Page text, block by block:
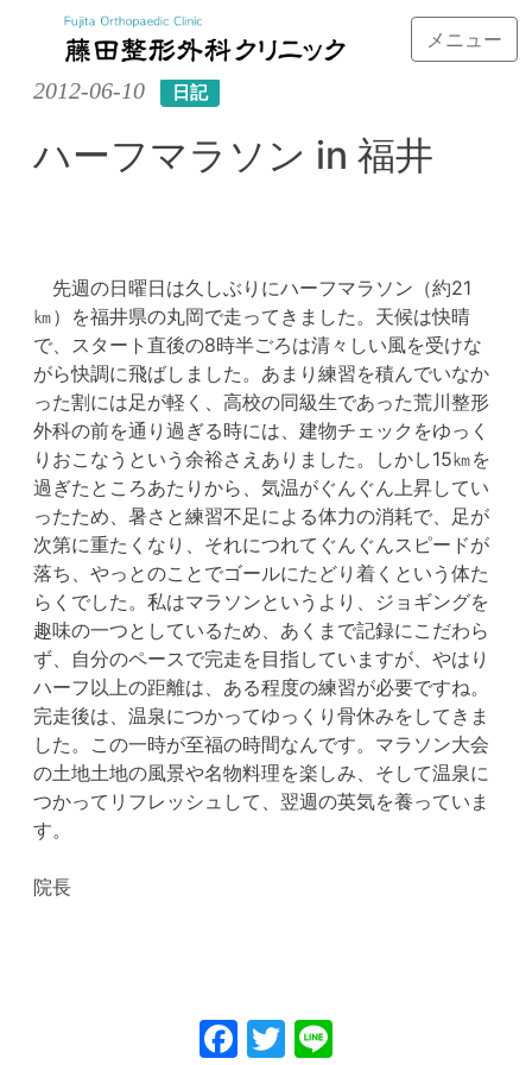
メニュー
2012-06-10 日記
ハーフマラソン in 福井
先週の日曜日は久しぶりにハーフマラソン（約21
㎞）を福井県の丸岡で走ってきました。天候は快晴
で、スタート直後の8時半ごろは清々しい風を受けな
がら快調に飛ばしました。あまり練習を積んでいなか
った割には足が軽く、高校の同級生であった荒川整形
外科の前を通り過ぎる時には、建物チェックをゆっく
りおこなうという余裕さえありました。しかし15㎞を
過ぎたところあたりから、気温がぐんぐん上昇してい
ったため、暑さと練習不足による体力の消耗で、足が
次第に重たくなり、それにつれてぐんぐんスピードが
落ち、やっとのことでゴールにたどり着くという体た
らくでした。私はマラソンというより、ジョギングを
趣味の一つとしているため、あくまで記録にこだわら
ず、自分のペースで完走を目指していますが、やはり
ハーフ以上の距離は、ある程度の練習が必要ですね。
完走後は、温泉につかってゆっくり骨休みをしてきま
した。この一時が至福の時間なんです。マラソン大会
の土地土地の風景や名物料理を楽しみ、そして温泉に
つかってリフレッシュして、翌週の英気を養っていま
す。
院長
Facebook
Twitter